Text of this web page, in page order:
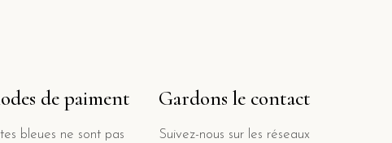
de paiment
bleues ne sont pas
Gardons le contact
Suivez-nous sur les réseaux